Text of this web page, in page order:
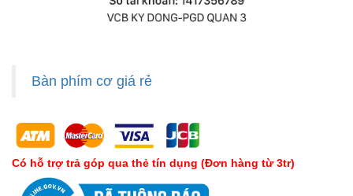
Bàn phím cơ giá rẻ
Có hỗ trợ trả góp qua thẻ tín dụng (Đơn hàng từ 3tr)